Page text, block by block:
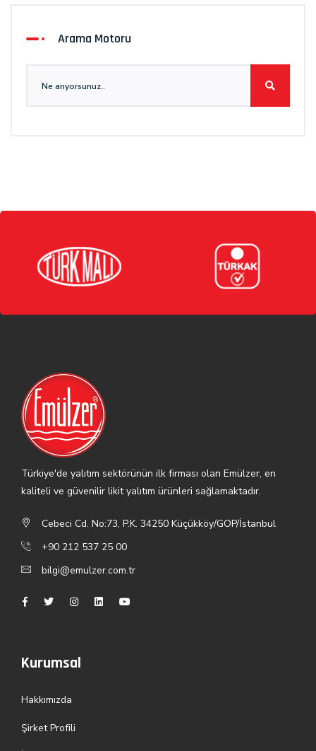
Arama Motoru
Türkiye'de yalıtım sektörünün ilk firması olan Emülzer, en
kaliteli ve güvenilir likit yalıtım ürünleri sağlamaktadır.
Cebeci Cd. No:73, P.K. 34250 Küçükköy/GOP/İstanbul
+90 212 537 25 00
bilgi@emulzer.com.tr
Kurumsal
Hakkımızda
Şirket Profili